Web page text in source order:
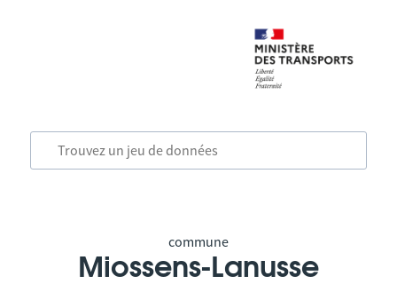
commune
Miossens-Lanusse